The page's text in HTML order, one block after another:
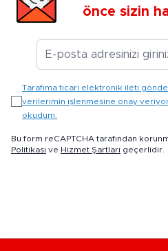
önce sizin
Tarafıma ticari elektronik ileti
verilerimin işlenmesine onay
okudum.
Bu form reCAPTCHA tarafından
Politikası ve Hizmet Şartları geçerlidir.